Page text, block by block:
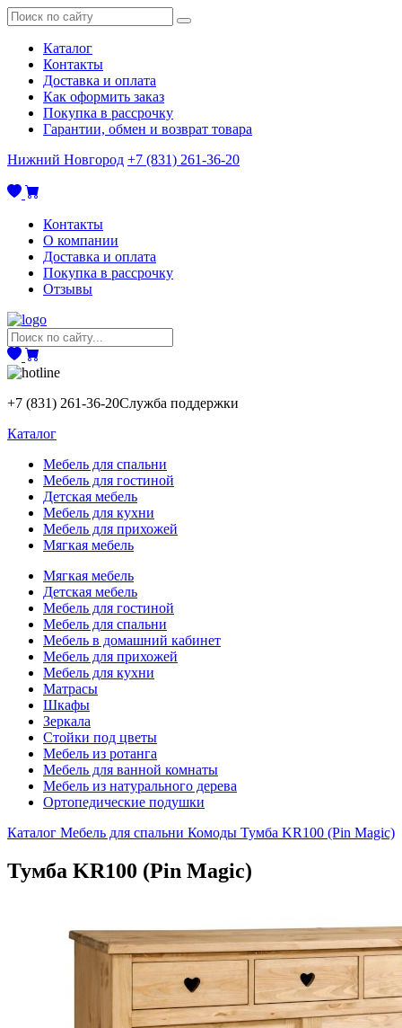
Каталог
Контакты
Доставка и оплата
Как оформить заказ
Покупка в рассрочку
Гарантии, обмен и возврат товара
Нижний Новгород +7 (831) 261-36-20
Контакты
О компании
Доставка и оплата
Покупка в рассрочку
Отзывы
+7 (831) 261-36-20Служба поддержки
Каталог
Мебель для спальни
Мебель для гостиной
Детская мебель
Мебель для кухни
Мебель для прихожей
Мягкая мебель
Мягкая мебель
Детская мебель
Мебель для гостиной
Мебель для спальни
Мебель в домашний кабинет
Мебель для прихожей
Мебель для кухни
Матрасы
Шкафы
Зеркала
Стойки под цветы
Мебель из ротанга
Мебель для ванной комнаты
Мебель из натурального дерева
Ортопедические подушки
Каталог Мебель для спальни Комоды Тумба KR100 (Pin Magic)
Тумба KR100 (Pin Magic)